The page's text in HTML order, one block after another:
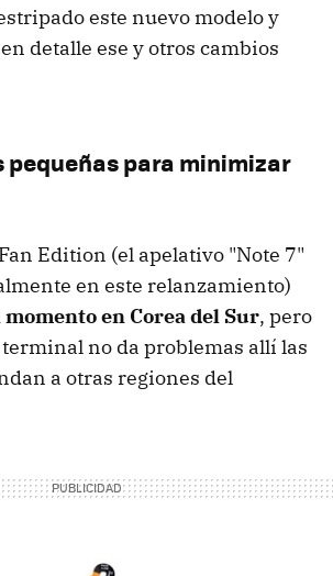
este nuevo modelo y
detalle ese y otros cambios
pequeñas para minimizar
Edition (el apelativo "Note 7"
en este relanzamiento)
en Corea del Sur, pero
no da problemas allí las
a otras regiones del